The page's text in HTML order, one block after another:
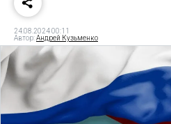
24.08.2024 00:11
Автор:Андрей Кузьменко